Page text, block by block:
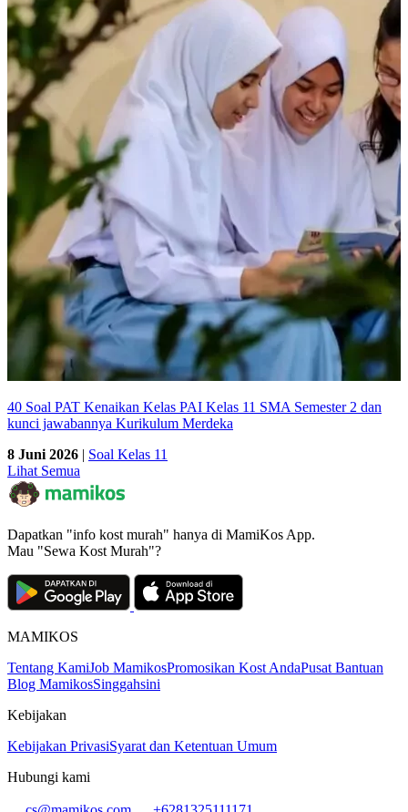
40 Soal PAT Kenaikan Kelas PAI Kelas 11 SMA Semester 2 dan
kunci jawabannya Kurikulum Merdeka
8 Juni 2026 | Soal Kelas 11
Lihat Semua
Dapatkan "info kost murah" hanya di MamiKos App.
Mau "Sewa Kost Murah"?
MAMIKOS
Tentang KamiJob MamikosPromosikan Kost AndaPusat Bantuan
Blog MamikosSinggahsini
Kebijakan
Kebijakan PrivasiSyarat dan Ketentuan Umum
Hubungi kami